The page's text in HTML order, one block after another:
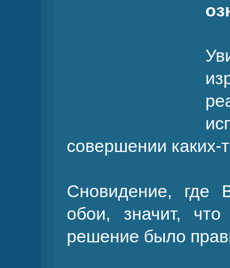
совершении каких-
Сновидение, где
обои, значит,
решение было